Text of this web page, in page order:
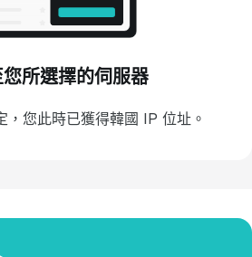
所選擇的伺服器
，您此時已獲得韓國 IP 位址。